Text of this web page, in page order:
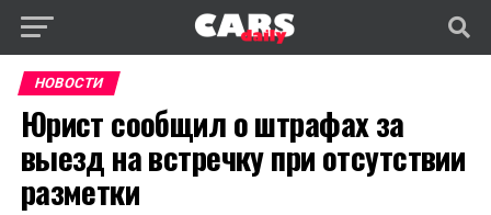
НОВОСТИ
Юрист сообщил о штрафах за
выезд на встречку при отсутствии
разметки